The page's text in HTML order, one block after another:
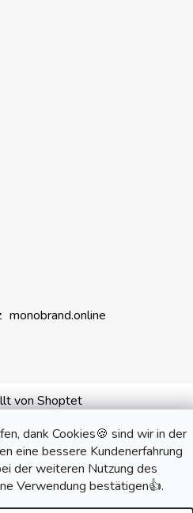
dank Cookies🍪 sind wir in der
eine bessere Kundenerfahrung
der weiteren Nutzung des
Verwendung bestätigen👍.
monobrand.online
von Shoptet